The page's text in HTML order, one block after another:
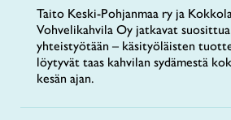
Taito Keski-Pohjanmaa ry ja
Vohvelikahvila Oy jatkavat suosittua
yhteistyötään – käsityöläisten
löytyvät taas kahvilan sydämestä
kesän ajan.